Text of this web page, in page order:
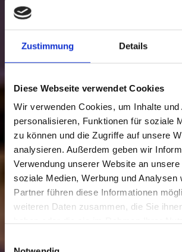
Zustimmung Details
Diese Webseite verwendet Cookies
Wir verwenden Cookies, um Inhalte und
personalisieren, Funktionen für soziale
zu können und die Zugriffe auf unsere
analysieren. Außerdem geben wir
Verwendung unserer Website an
soziale Medien, Werbung und Analysen
Partner führen diese Informationen
weiteren Daten zusammen, die Sie
Ein Kurzurlaub wie am
mit